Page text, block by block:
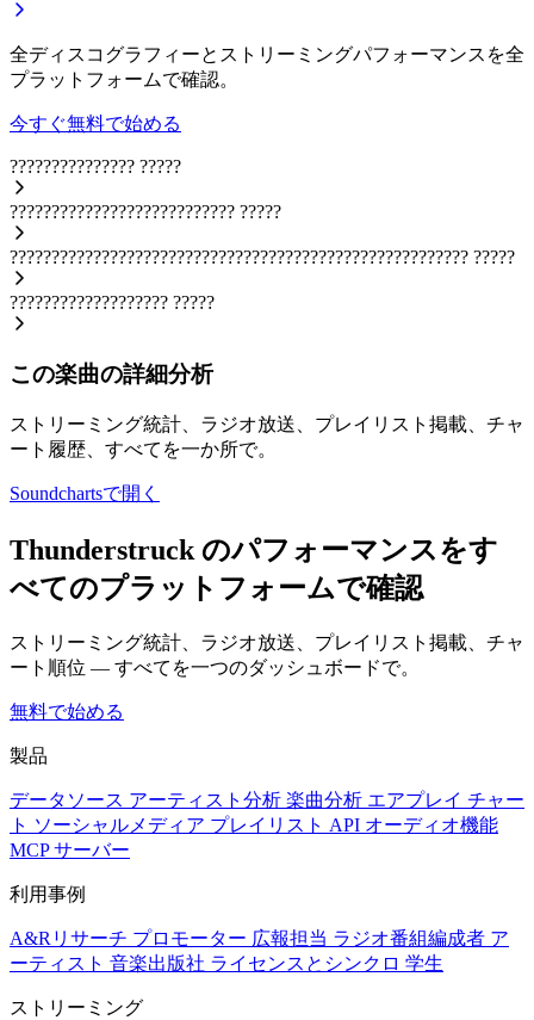
全ディスコグラフィーとストリーミングパフォーマンスを全
プラットフォームで確認。
今すぐ無料で始める
??????????????? ?????
??????????????????????????? ?????
??????????????????????????????????????????????????????? ?????
??????????????????? ?????
この楽曲の詳細分析
ストリーミング統計、ラジオ放送、プレイリスト掲載、チャ
ート履歴、すべてを一か所で。
Soundchartsで開く
Thunderstruck のパフォーマンスをす
べてのプラットフォームで確認
ストリーミング統計、ラジオ放送、プレイリスト掲載、チャ
ート順位 — すべてを一つのダッシュボードで。
無料で始める
製品
データソース アーティスト分析 楽曲分析 エアプレイ チャー
ト ソーシャルメディア プレイリスト API オーディオ機能
MCP サーバー
利用事例
A&Rリサーチ プロモーター 広報担当 ラジオ番組編成者 ア
ーティスト 音楽出版社 ライセンスとシンクロ 学生
ストリーミング